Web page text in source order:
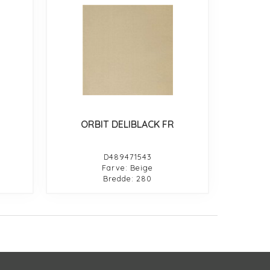
ORBIT DELIBLACK FR
D489471543
Farve: Beige
Bredde: 280